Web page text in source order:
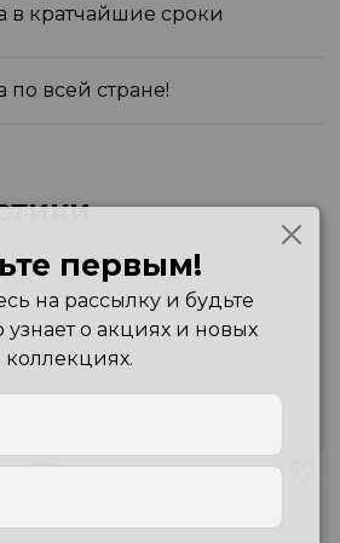
в кратчайшие сроки
по всей стране!
Navy
22X36X50 см
первым!
на рассылку и будьте
узнает о акциях и новых
коллекциях.